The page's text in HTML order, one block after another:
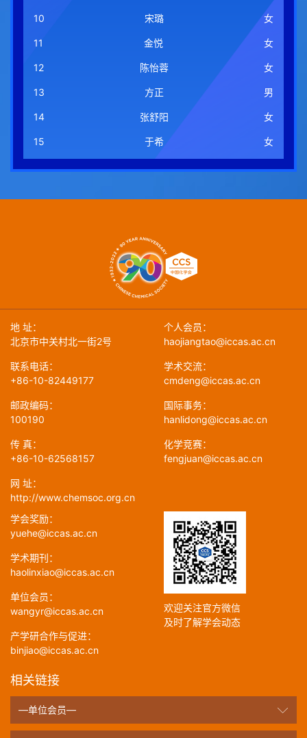
10 宋璐 女
11 金悦 女
12 陈怡蓉 女
13 方正 男
14 张舒阳 女
15 于希 女
地 址：
北京市中关村北一街2号
联系电话：
+86-10-82449177
邮政编码：
100190
传 真：
+86-10-62568157
网 址：
http://www.chemsoc.org.cn
个人会员：
haojiangtao@iccas.ac.cn
学术交流：
cmdeng@iccas.ac.cn
国际事务：
hanlidong@iccas.ac.cn
化学竞赛：
fengjuan@iccas.ac.cn
学会奖励：
yuehe@iccas.ac.cn
学术期刊：
haolinxiao@iccas.ac.cn
单位会员：
wangyr@iccas.ac.cn
产学研合作与促进：
binjiao@iccas.ac.cn
欢迎关注官方微信
及时了解学会动态
相关链接
—单位会员—